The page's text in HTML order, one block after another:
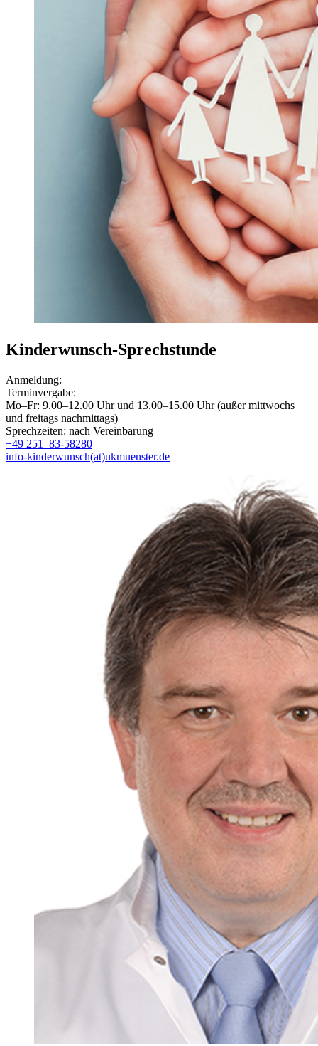
Kinderwunsch-Sprechstunde
Anmeldung:
Terminvergabe:
Mo–Fr: 9.00–12.00 Uhr und 13.00–15.00 Uhr (außer mittwochs
und freitags nachmittags)
Sprechzeiten: nach Vereinbarung
+49 251 83-58280
info-kinderwunsch(at)ukmuenster.de